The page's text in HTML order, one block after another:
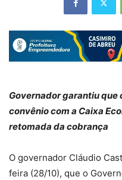
Governador garantiu que
convênio com a Caixa
retomada da cobrança
O governador Cláudio
feira (28/10), que o